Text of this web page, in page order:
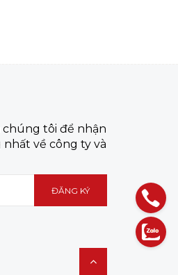
tôi để nhận
về công ty và
ĐĂNG KÝ